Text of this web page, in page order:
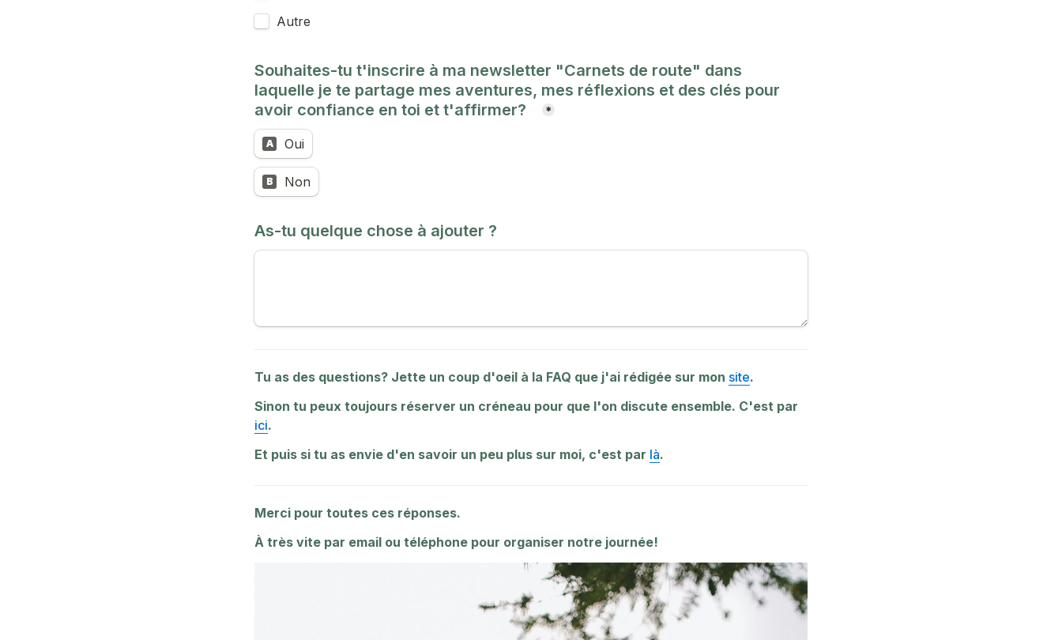
Autre
Souhaites-tu t'inscrire à ma newsletter "Carnets de route" dans
laquelle je te partage mes aventures, mes réflexions et des clés pour
avoir confiance en toi et t'affirmer?
*
A Oui
B Non
As-tu quelque chose à ajouter ?
Tu as des questions? Jette un coup d'oeil à la FAQ que j'ai rédigée sur mon site.
ici.
Et puis si tu as envie d'en savoir un peu plus sur moi, c'est par là.
Merci pour toutes ces réponses.
À très vite par email ou téléphone pour organiser notre journée!